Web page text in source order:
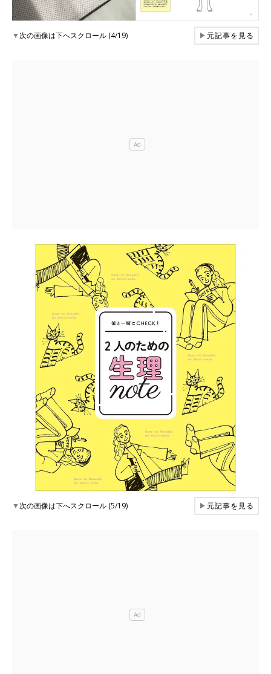
▼次の画像は下へスクロール (4/19) ▶元記事を見る
▼次の画像は下へスクロール (5/19) ▶元記事を見る